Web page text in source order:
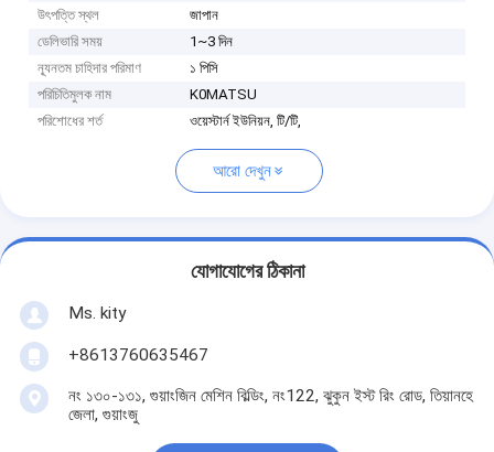
উৎপত্তি স্থল
জাপান
ডেলিভারি সময়
1~3 দিন
ন্যূনতম চাহিদার পরিমাণ
১ পিসি
পরিচিতিমুলক নাম
K0MATSU
পরিশোধের শর্ত
ওয়েস্টার্ন ইউনিয়ন, টি/টি,
আরো দেখুন
যোগাযোগের ঠিকানা
Ms. kity
+8613760635467
নং ১৩০-১৩১, গুয়াংজিন মেশিন বিল্ডিং, নং122, ঝুকুন ইস্ট রিং রোড, তিয়ানহে
জেলা, গুয়াংজু